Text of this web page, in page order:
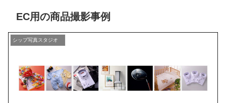
EC用の商品撮影事例
シップ写真スタジオ